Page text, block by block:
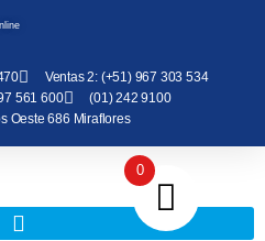
Ventas 2: (+51) 967 303 534
561 600
(01) 242 9100
Oeste 686 Miraflores
0